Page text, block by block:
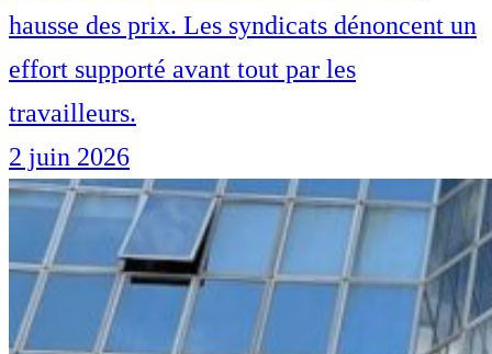
hausse des prix. Les syndicats dénoncent un
effort supporté avant tout par les
travailleurs.
2 juin 2026